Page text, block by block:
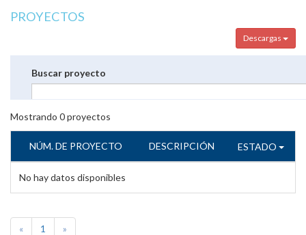
PROYECTOS
Descargas
Buscar proyecto
Mostrando 0proyectos
NÚM. DE PROYECTO DESCRIPCIÓN ESTADO
No hay datos disponibles
« 1 »